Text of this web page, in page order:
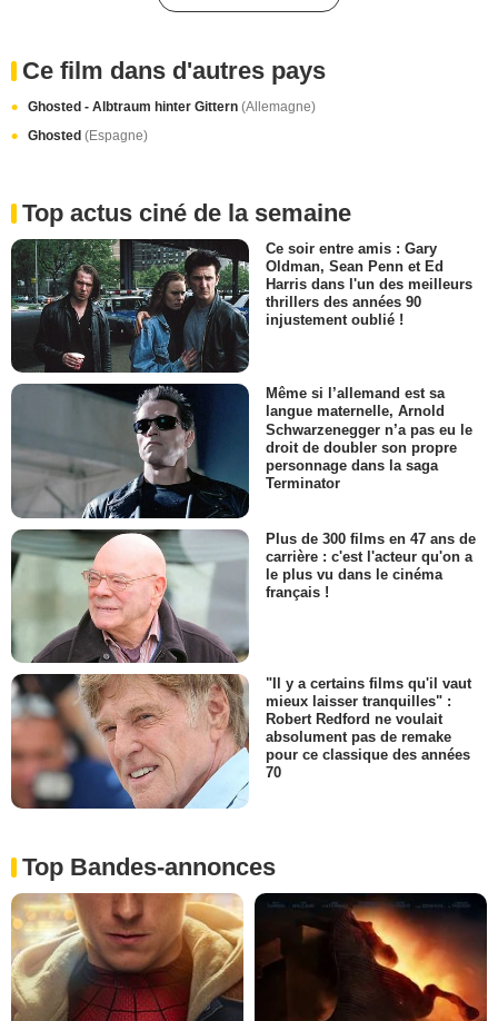
Ce film dans d'autres pays
Ghosted - Albtraum hinter Gittern (Allemagne)
Ghosted (Espagne)
Top actus ciné de la semaine
Ce soir entre amis : Gary
Oldman, Sean Penn et Ed
Harris dans l'un des meilleurs
thrillers des années 90
injustement oublié !
Même si l’allemand est sa
langue maternelle, Arnold
Schwarzenegger n’a pas eu le
droit de doubler son propre
personnage dans la saga
Terminator
Plus de 300 films en 47 ans de
carrière : c'est l'acteur qu'on a
le plus vu dans le cinéma
français !
"Il y a certains films qu'il vaut
mieux laisser tranquilles" :
Robert Redford ne voulait
absolument pas de remake
pour ce classique des années
70
Top Bandes-annonces